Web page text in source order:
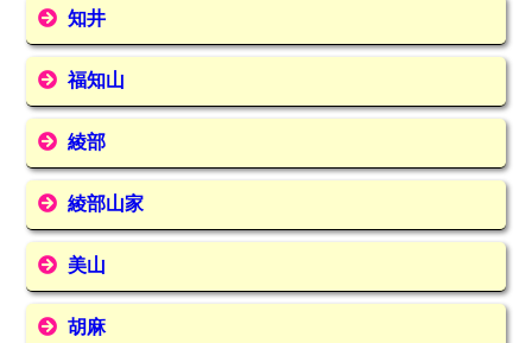
知井
福知山
綾部
綾部山家
美山
胡麻